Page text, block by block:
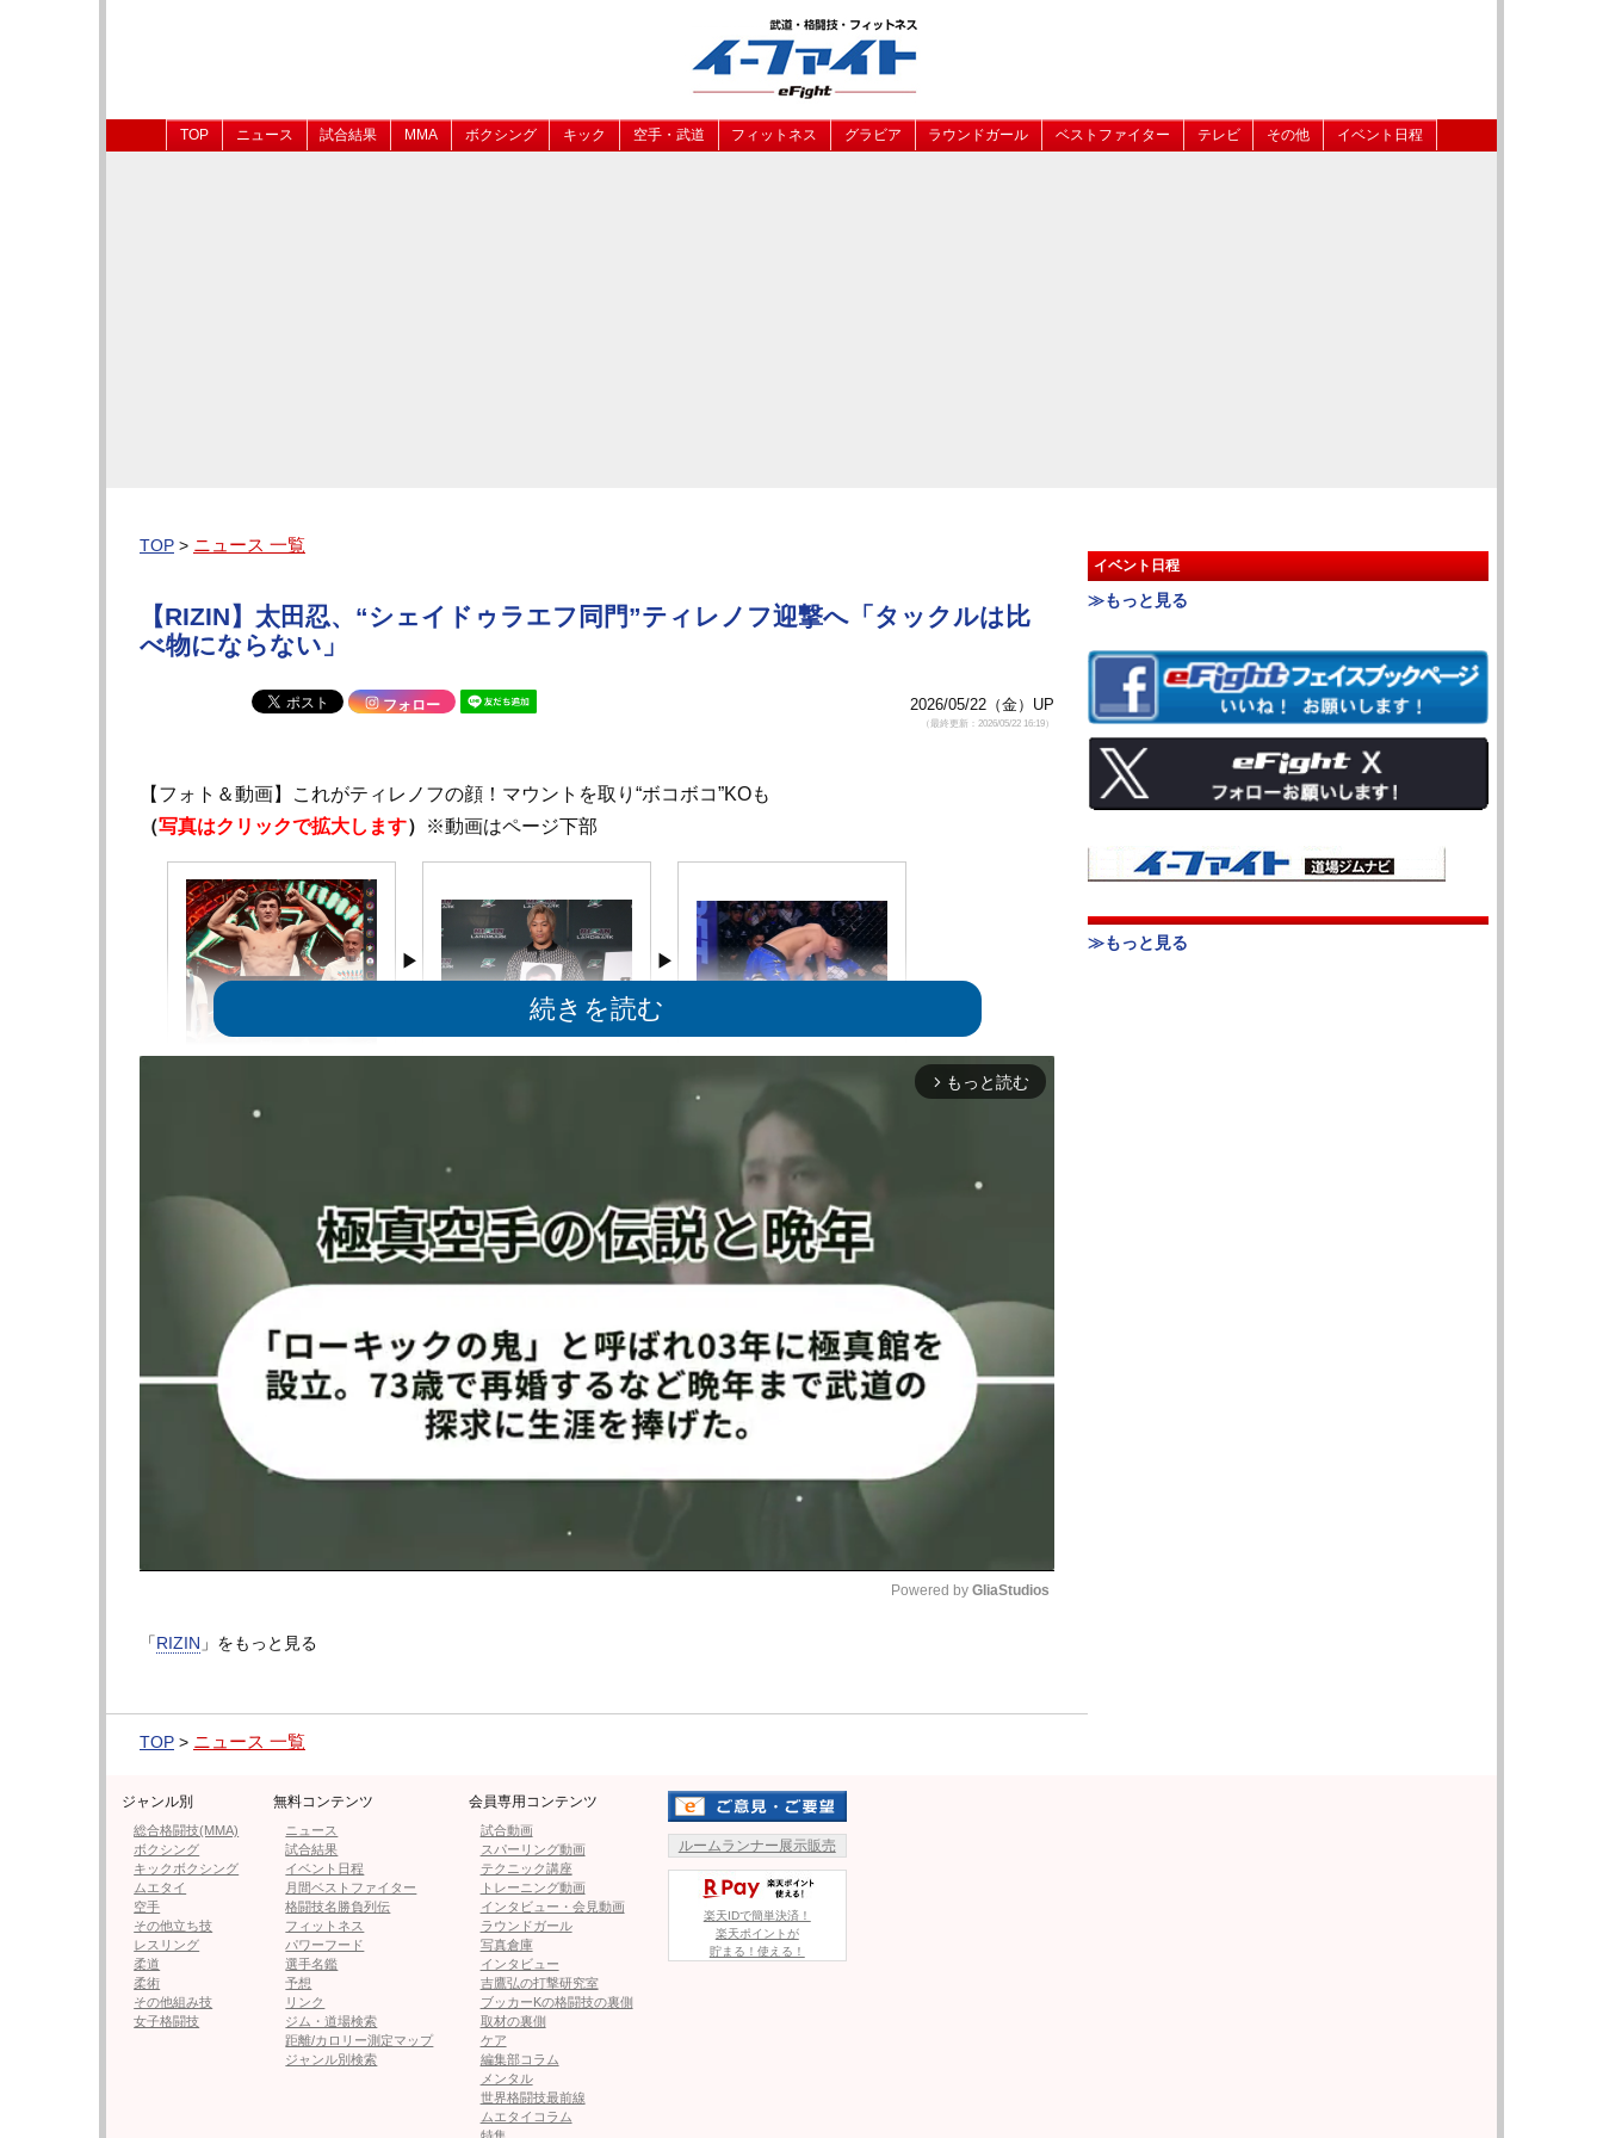
TOP ニュース 試合結果 MMA ボクシング キック 空手・武道 フィットネス グラビア ラウンドガール ベストファイター テレビ その他 イベント日程
TOP > ニュース 一覧
【RIZIN】太田忍、“シェイドゥラエフ同門”ティレノフ迎撃へ「タックルは比
べ物にならない」
フォロー 2026/05/22（金）UP
（最終更新：2026/05/22 16:19）
【フォト＆動画】これがティレノフの顔！マウントを取り“ボコボコ”KOも
（写真はクリックで拡大します） ※動画はページ下部
（@OCTAGONTV）
頭部に強烈な鉄槌を放つティレノ
フ（@OCTAGONTV）
ヒジも落とす（@OCTAGONTV）
レフェリーストップでティレノフ
のTKO勝利（@OCTAGONTV）
動画はページ下部
表示されない
【動画】ティレノフがバックからの鉄槌でTKO勝利！
arrow_forward_ios もっと読む
Powered by GliaStudios
「RIZIN 」をもっと見る
TOP > ニュース 一覧
イベント日程
≫もっと見る
≫もっと見る
ジャンル別
総合格闘技(MMA)
ボクシング
キックボクシング
ムエタイ
空手
その他立ち技
レスリング
柔道
柔術
その他組み技
女子格闘技
無料コンテンツ
ニュース
試合結果
イベント日程
月間ベストファイター
格闘技名勝負列伝
フィットネス
パワーフード
選手名鑑
予想
リンク
ジム・道場検索
距離/カロリー測定マップ
ジャンル別検索
会員専用コンテンツ
試合動画
スパーリング動画
テクニック講座
トレーニング動画
インタビュー・会見動画
ラウンドガール
写真倉庫
インタビュー
吉鷹弘の打撃研究室
ブッカーKの格闘技の裏側
取材の裏側
ケア
編集部コラム
メンタル
世界格闘技最前線
ムエタイコラム
ルームランナー展示販売
楽天IDで簡単決済！
楽天ポイントが
貯まる！使える！